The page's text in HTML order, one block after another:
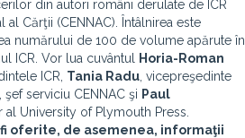
din autori români derulate de ICR
al Cărţii (CENNAC). Întâlnirea este
numărului de 100 de volume apărute în
ICR. Vor lua cuvântul
Horia-Roman
ICR, Tania Radu , vicepreşedinte
, şef serviciu CENNAC şi Paul
al University of Plymouth Press.
oferite, de asemenea, informaţii